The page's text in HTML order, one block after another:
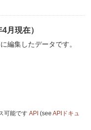
月現在）
編集したデータです。
可能です API (see APIドキュ